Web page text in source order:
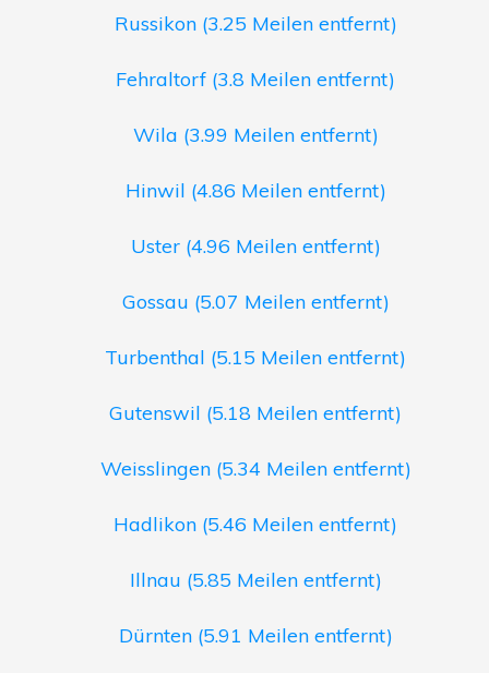
Russikon (3.25 Meilen entfernt)
Fehraltorf (3.8 Meilen entfernt)
Wila (3.99 Meilen entfernt)
Hinwil (4.86 Meilen entfernt)
Uster (4.96 Meilen entfernt)
Gossau (5.07 Meilen entfernt)
Turbenthal (5.15 Meilen entfernt)
Gutenswil (5.18 Meilen entfernt)
Weisslingen (5.34 Meilen entfernt)
Hadlikon (5.46 Meilen entfernt)
Illnau (5.85 Meilen entfernt)
Dürnten (5.91 Meilen entfernt)